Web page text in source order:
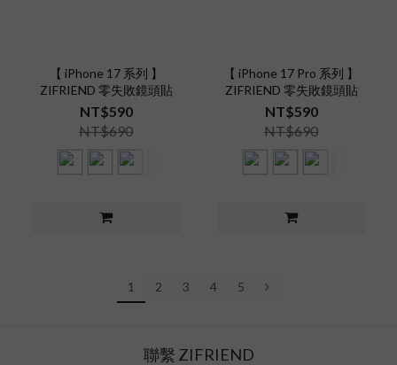
【 iPhone 17 系列 】
ZIFRIEND 零失敗鏡頭貼
NT$590
NT$690
【 iPhone 17 Pro 系列 】
ZIFRIEND 零失敗鏡頭貼
NT$590
NT$690
1 2 3 4 5
聯繫 ZIFRIEND